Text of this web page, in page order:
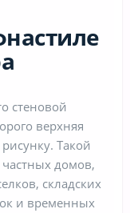
стеновой
верхняя
Такой
домов,
складских
и временных